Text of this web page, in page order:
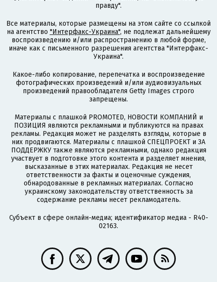
правду".
Все материалы, которые размещены на этом сайте со ссылкой
на агентство "Интерфакс-Украина", не подлежат дальнейшему
воспроизведению и/или распространению в любой форме,
иначе как с письменного разрешения агентства "Интерфакс-
Украина".
Какое-либо копирование, перепечатка и воспроизведение
фотографических произведений и/или аудиовизуальных
произведений правообладателя Getty Images строго
запрещены.
Материалы с плашкой PROMOTED, НОВОСТИ КОМПАНИЙ и
ПОЗИЦИЯ являются рекламными и публикуются на правах
рекламы. Редакция может не разделять взгляды, которые в
них продвигаются. Материалы с плашкой СПЕЦПРОЕКТ и ЗА
ПОДДЕРЖКУ также являются рекламными, однако редакция
участвует в подготовке этого контента и разделяет мнения,
высказанные в этих материалах. Редакция не несет
ответственности за факты и оценочные суждения,
обнародованные в рекламных материалах. Согласно
украинскому законодательству ответственность за
содержание рекламы несет рекламодатель.
Субъект в сфере онлайн-медиа; идентификатор медиа - R40-
02163.